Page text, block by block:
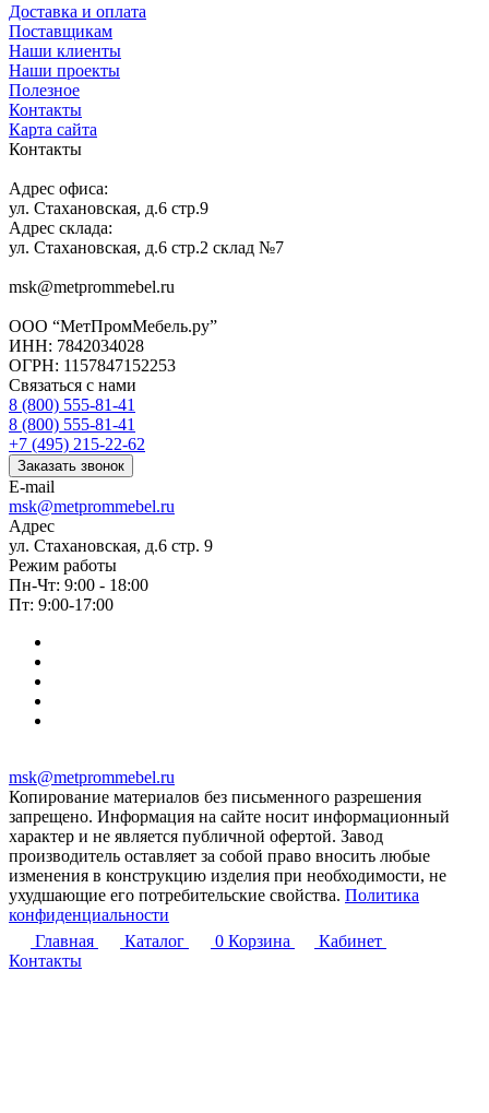
Доставка и оплата
Поставщикам
Наши клиенты
Наши проекты
Полезное
Контакты
Карта сайта
Контакты
Адрес офиса:
ул. Стахановская, д.6 стр.9
Адрес склада:
ул. Стахановская, д.6 стр.2 склад №7
msk@metprommebel.ru
ООО “МетПромМебель.ру”
ИНН: 7842034028
ОГРН: 1157847152253
Связаться с нами
8 (800) 555-81-41
8 (800) 555-81-41
+7 (495) 215-22-62
Заказать звонок
E-mail
msk@metprommebel.ru
Адрес
ул. Стахановская, д.6 стр. 9
Режим работы
Пн-Чт: 9:00 - 18:00
Пт: 9:00-17:00
msk@metprommebel.ru
Копирование материалов без письменного разрешения
запрещено. Информация на сайте носит информационный
характер и не является публичной офертой. Завод
производитель оставляет за собой право вносить любые
изменения в конструкцию изделия при необходимости, не
ухудшающие его потребительские свойства. Политика
конфиденциальности
Главная
Каталог 0 Корзина
Кабинет
Контакты